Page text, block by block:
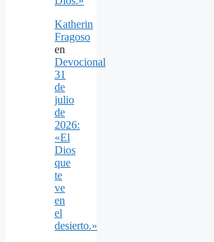
Katherin
Fragoso
en
Devocional
31
de
julio
de
2026:
«El
Dios
que
te
ve
en
el
desierto.»